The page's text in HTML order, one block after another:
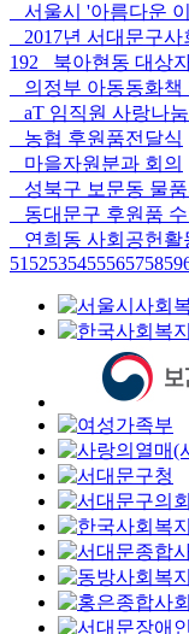
서울시 '아름다운
2017년 서대문구
192
북아현동 대상
의정부 아동동화책
aT 임직원 사랑나
농협 후원품전달식
마을자원분과 회의
성북구 보문동 물
동대문구 후원품
연희동 사회공헌활
51 5253545556575859